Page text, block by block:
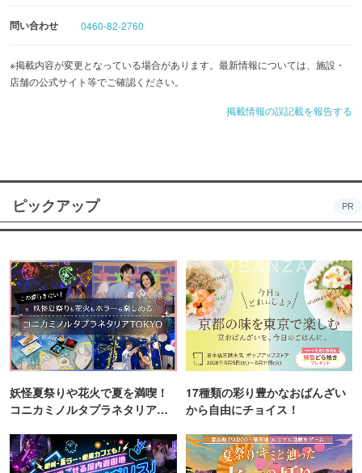
問い合わせ 0460-82-2760
※掲載内容が変更となっている場合があります。最新情報については、施設・
店舗の公式サイト等でご確認ください。
掲載情報の誤記載を報告する
ピックアップ PR
妖怪夏祭りや花火で夏を満喫！
コニカミノルタプラネタリア
17種類の彩り豊かなおばんざい
から自由にチョイス！